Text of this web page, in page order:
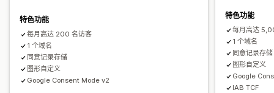
特色功能
每月高达 200 名访客
1 个域名
同意记录存储
图形自定义
Google Consent Mode v2
特色功能
每月高达
1 个域名
同意记录存储
图形自定义
Google
IAB TCF